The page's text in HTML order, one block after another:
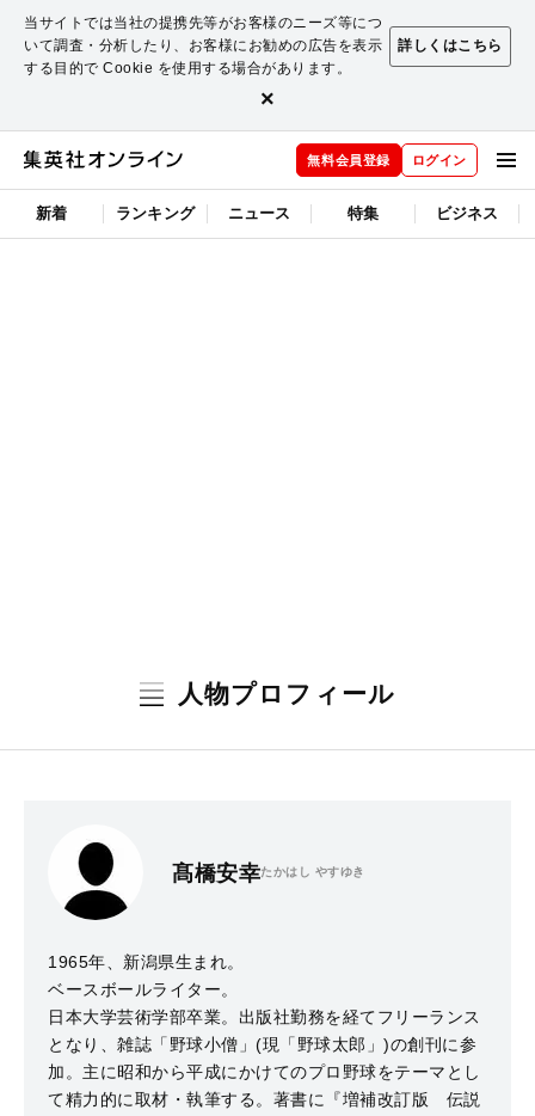
当サイトでは当社の提携先等がお客様のニーズ等につ
いて調査・分析したり、お客様にお勧めの広告を表示
する目的で Cookie を使用する場合があります。
詳しくはこちら
×
無料会員登録 ログイン
新着 ランキング ニュース 特集 ビジネス
人物プロフィール
髙橋安幸たかはし やすゆき
1965年、新潟県生まれ。
ベースボールライター。
日本大学芸術学部卒業。出版社勤務を経てフリーランス
となり、雑誌「野球小僧」(現「野球太郎」)の創刊に参
加。主に昭和から平成にかけてのプロ野球をテーマとし
て精力的に取材・執筆する。著書に『増補改訂版 伝説